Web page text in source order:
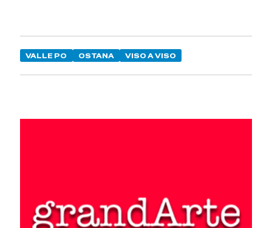
VALLE PO OSTANA VISO A VISO